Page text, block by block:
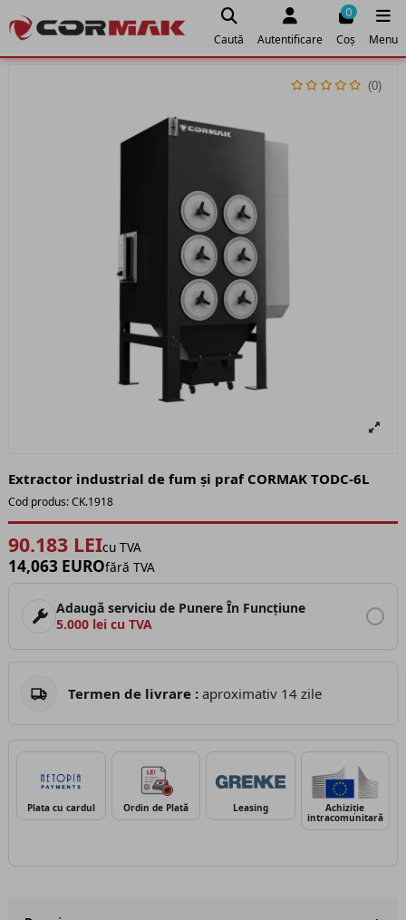
Caută Autentificare
0
Coș Menu
Extractor industrial de fum și praf CORMAK TODC-6L
(0)
Cod produs:CK.1918
90.183 LEIcu TVA
14,063 EUROfără TVA
Adaugă serviciu de Punere În Funcțiune
5.000 lei cu TVA
Termen de livrare : aproximativ 14 zile
Plata cu cardul Ordin de Plată Leasing Achiziție
intracomunitară